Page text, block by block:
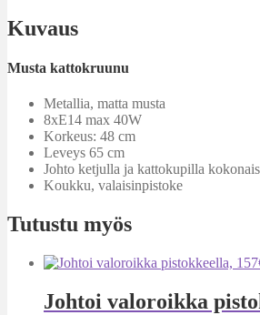
Kuvaus
Musta kattokruunu
Metallia, matta musta
8xE14 max 40W
Korkeus: 48 cm
Leveys 65 cm
Johto ketjulla ja kattokupilla
Koukku, valaisinpistoke
Tutustu myös
Johtoi valoroikka